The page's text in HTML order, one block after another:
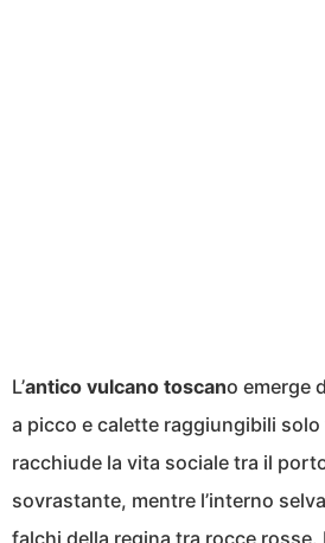
L’antico vulcano toscano emerge
a picco e calette raggiungibili solo
racchiude la vita sociale tra il
sovrastante, mentre l’interno
falchi della regina tra rocce rosse.